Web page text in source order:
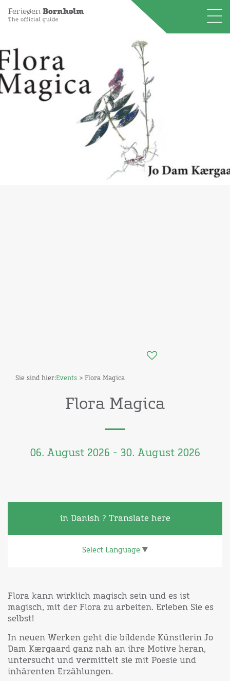
Sie sind hier:Events > Flora Magica
Flora Magica
06. August 2026 - 30. August 2026
in Danish ? Translate here
Select Language ▼
Flora kann wirklich magisch sein und es ist
magisch, mit der Flora zu arbeiten. Erleben Sie es
selbst!
In neuen Werken geht die bildende Künstlerin Jo
Dam Kærgaard ganz nah an ihre Motive heran,
untersucht und vermittelt sie mit Poesie und
inhärenten Erzählungen.